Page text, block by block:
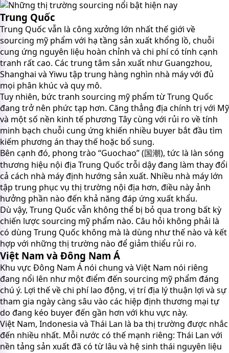
Trung Quốc
Trung Quốc vẫn là công xưởng lớn nhất thế giới về
sourcing mỹ phẩm với hạ tầng sản xuất khổng lồ, chuỗi
cung ứng nguyên liệu hoàn chỉnh và chi phí có tính cạnh
tranh rất cao. Các trung tâm sản xuất như Guangzhou,
Shanghai và Yiwu tập trung hàng nghìn nhà máy với đủ
mọi phân khúc và quy mô.
Tuy nhiên, bức tranh sourcing mỹ phẩm từ Trung Quốc
đang trở nên phức tạp hơn. Căng thẳng địa chính trị với Mỹ
và một số nền kinh tế phương Tây cùng với rủi ro về tính
minh bạch chuỗi cung ứng khiến nhiều buyer bắt đầu tìm
kiếm phương án thay thế hoặc bổ sung.
Bên cạnh đó, phong trào “Guochao” (国潮), tức là làn sóng
thương hiệu nội địa Trung Quốc trỗi dậy đang làm thay đổi
cả cách nhà máy định hướng sản xuất. Nhiều nhà máy lớn
tập trung phục vụ thị trường nội địa hơn, điều này ảnh
hưởng phần nào đến khả năng đáp ứng xuất khẩu.
Dù vậy, Trung Quốc vẫn không thể bị bỏ qua trong bất kỳ
chiến lược sourcing mỹ phẩm nào. Câu hỏi không phải là
có dùng Trung Quốc không mà là dùng như thế nào và kết
hợp với những thị trường nào để giảm thiểu rủi ro.
Việt Nam và Đông Nam Á
Khu vực Đông Nam Á nói chung và Việt Nam nói riêng
đang nổi lên như một điểm đến sourcing mỹ phẩm đáng
chú ý. Lợi thế về chi phí lao động, vị trí địa lý thuận lợi và sự
tham gia ngày càng sâu vào các hiệp định thương mại tự
do đang kéo buyer đến gần hơn với khu vực này.
Việt Nam, Indonesia và Thái Lan là ba thị trường được nhắc
đến nhiều nhất. Mỗi nước có thế mạnh riêng: Thái Lan với
nền tảng sản xuất đã có từ lâu và hệ sinh thái nguyên liệu